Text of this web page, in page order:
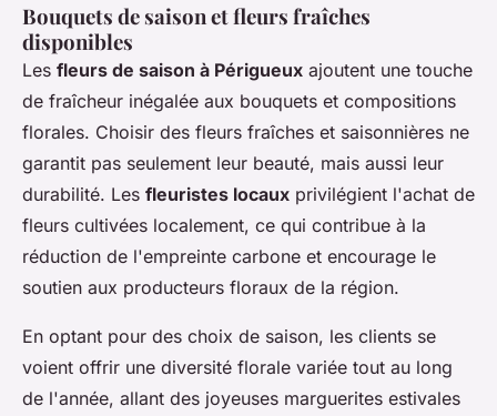
Bouquets de saison et fleurs fraîches
disponibles
Les fleurs de saison à Périgueux ajoutent une touche
de fraîcheur inégalée aux bouquets et compositions
florales. Choisir des fleurs fraîches et saisonnières ne
garantit pas seulement leur beauté, mais aussi leur
durabilité. Les fleuristes locaux privilégient l'achat de
fleurs cultivées localement, ce qui contribue à la
réduction de l'empreinte carbone et encourage le
soutien aux producteurs floraux de la région.
En optant pour des choix de saison, les clients se
voient offrir une diversité florale variée tout au long
de l'année, allant des joyeuses marguerites estivales